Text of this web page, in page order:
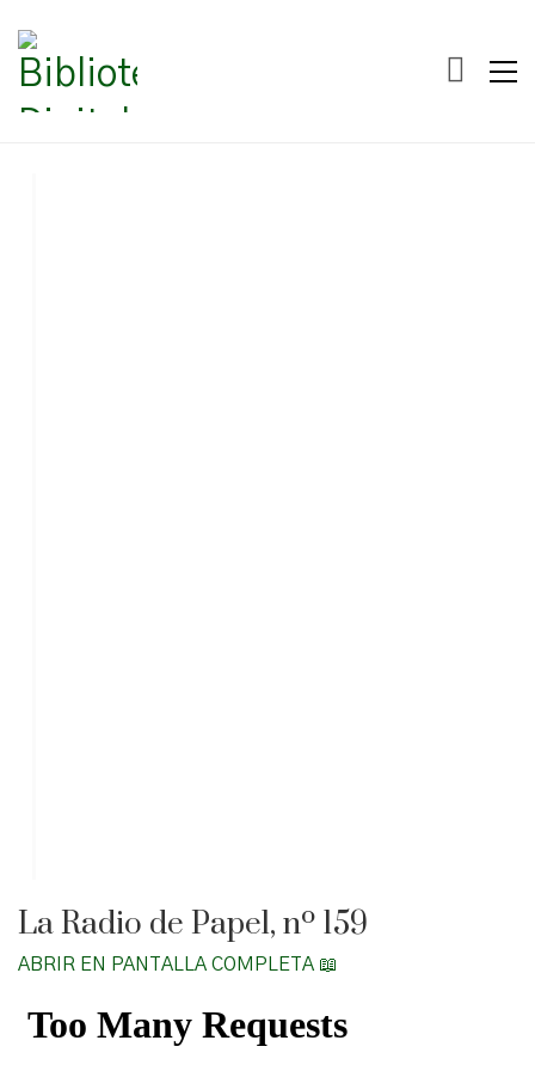
La Radio de Papel, nº 159
ABRIR EN PANTALLA COMPLETA 📖